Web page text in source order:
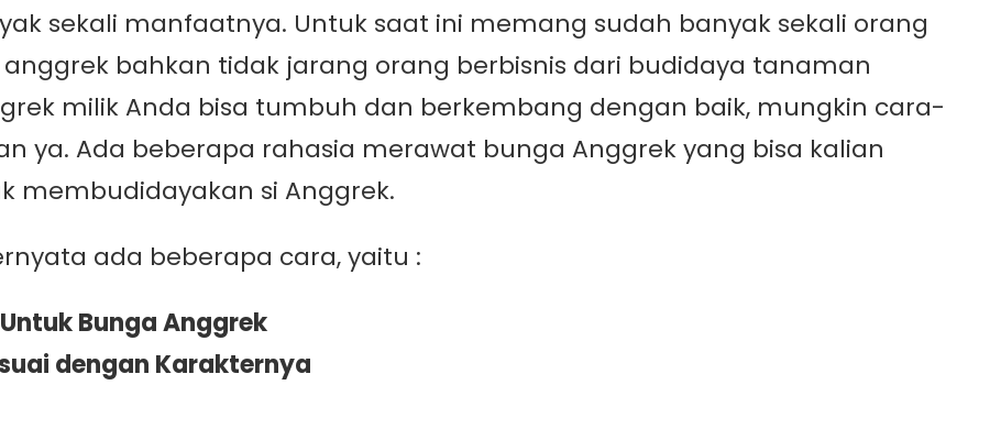
sekali manfaatnya. Untuk saat ini memang sudah banyak sekali orang
bahkan tidak jarang orang berbisnis dari budidaya tanaman
milik Anda bisa tumbuh dan berkembang dengan baik, mungkin cara-
ya. Ada beberapa rahasia merawat bunga Anggrek yang bisa kalian
membudidayakan si Anggrek.
ada beberapa cara, yaitu :
Bunga Anggrek
dengan Karakternya